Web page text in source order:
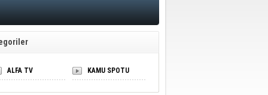
İletti
Geçti
ALFA TV KAMU SPOTU